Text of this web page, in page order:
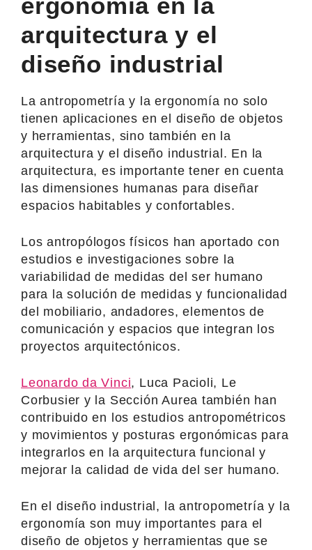
arquitectura y el
diseño industrial
La antropometría y la ergonomía no solo
tienen aplicaciones en el diseño de objetos
y herramientas, sino también en la
arquitectura y el diseño industrial. En la
arquitectura, es importante tener en cuenta
las dimensiones humanas para diseñar
espacios habitables y confortables.
Los antropólogos físicos han aportado con
estudios e investigaciones sobre la
variabilidad de medidas del ser humano
para la solución de medidas y funcionalidad
del mobiliario, andadores, elementos de
comunicación y espacios que integran los
proyectos arquitectónicos.
Leonardo da Vinci, Luca Pacioli, Le
Corbusier y la Sección Aurea también han
contribuido en los estudios antropométricos
y movimientos y posturas ergonómicas para
integrarlos en la arquitectura funcional y
mejorar la calidad de vida del ser humano.
En el diseño industrial, la antropometría y la
ergonomía son muy importantes para el
diseño de objetos y herramientas que se